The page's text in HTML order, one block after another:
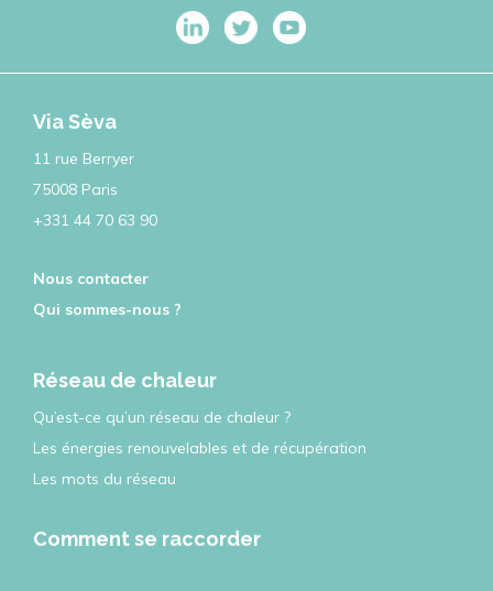
Via Sèva
11 rue Berryer
75008 Paris
+331 44 70 63 90
Nous contacter
Qui sommes-nous ?
Réseau de chaleur
Qu’est-ce qu’un réseau de chaleur ?
Les énergies renouvelables et de récupération
Les mots du réseau
Comment se raccorder